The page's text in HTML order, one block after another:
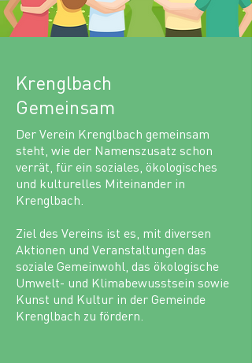
Krenglbach
Gemeinsam
Der Verein Krenglbach gemeinsam
steht, wie der Namenszusatz schon
verrät, für ein soziales, ökologisches
und kulturelles Miteinander in
Krenglbach.
Ziel des Vereins ist es, mit diversen
Aktionen und Veranstaltungen das
soziale Gemeinwohl, das ökologische
Umwelt- und Klimabewusstsein sowie
Kunst und Kultur in der Gemeinde
Krenglbach zu fördern.